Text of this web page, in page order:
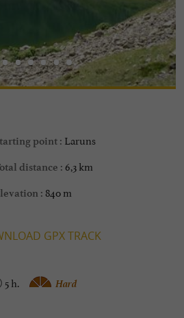
point : Laruns
distance : 6,3 km
: 840 m
GPX TRACK
5 h. Hard